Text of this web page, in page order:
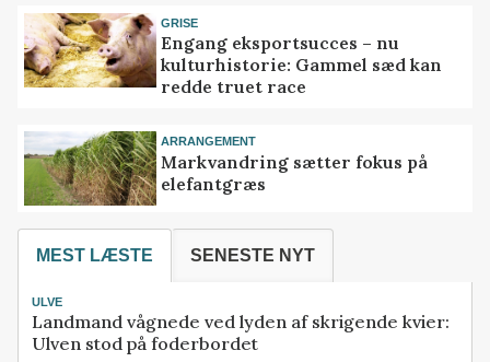
GRISE
Engang eksportsucces – nu
kulturhistorie: Gammel sæd kan
redde truet race
ARRANGEMENT
Markvandring sætter fokus på
elefantgræs
MEST LÆSTE SENESTE NYT
ULVE
Landmand vågnede ved lyden af skrigende kvier:
Ulven stod på foderbordet